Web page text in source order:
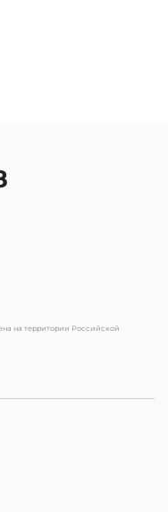
на территории Российской